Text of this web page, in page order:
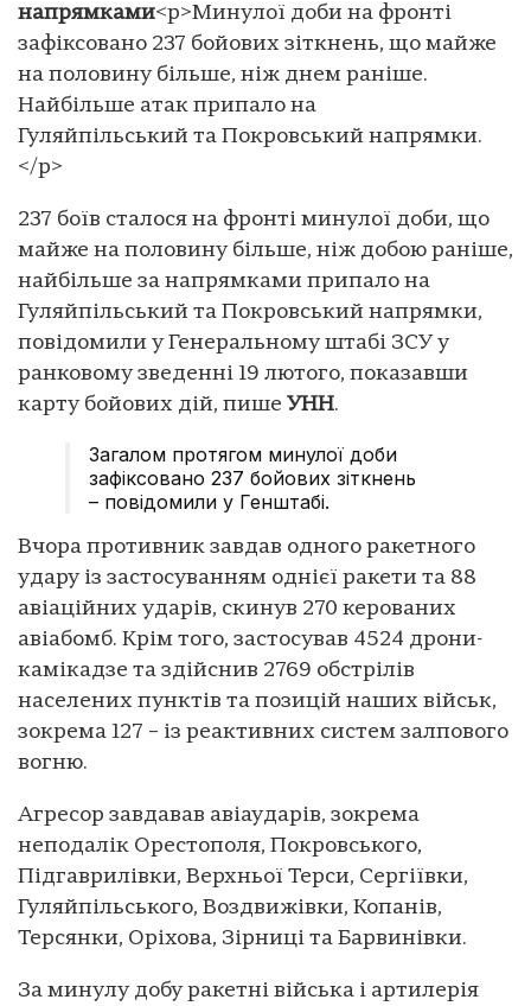
напрямками<p>Минулої доби на фронті
зафіксовано 237 бойових зіткнень, що майже
на половину більше, ніж днем раніше.
Найбільше атак припало на
Гуляйпільський та Покровський напрямки.
</p>
237 боїв сталося на фронті минулої доби, що
майже на половину більше, ніж добою раніше,
найбільше за напрямками припало на
Гуляйпільський та Покровський напрямки,
повідомили у Генеральному штабі ЗСУ у
ранковому зведенні 19 лютого, показавши
карту бойових дій, пише УНН.
Загалом протягом минулої доби
зафіксовано 237 бойових зіткнень
– повідомили у Генштабі.
Вчора противник завдав одного ракетного
удару із застосуванням однієї ракети та 88
авіаційних ударів, скинув 270 керованих
авіабомб. Крім того, застосував 4524 дрони-
камікадзе та здійснив 2769 обстрілів
населених пунктів та позицій наших військ,
зокрема 127 – із реактивних систем залпового
вогню.
Агресор завдавав авіаударів, зокрема
неподалік Орестополя, Покровського,
Підгаврилівки, Верхньої Терси, Сергіївки,
Гуляйпільського, Воздвижівки, Копанів,
Терсянки, Оріхова, Зірниці та Барвинівки.
За минулу добу ракетні війська і артилерія